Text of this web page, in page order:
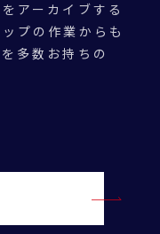
アーカイブする
プの作業からも
多数お持ちの